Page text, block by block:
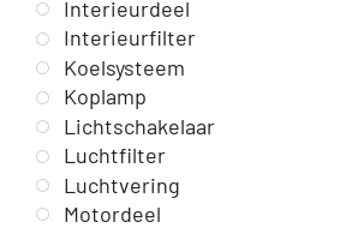
Interieurdeel
Interieurfilter
Koelsysteem
Koplamp
Lichtschakelaar
Luchtfilter
Luchtvering
Motordeel